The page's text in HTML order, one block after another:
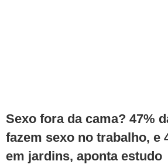
Sexo fora da cama? 47%
fazem sexo no trabalho, e
em jardins, aponta estudo